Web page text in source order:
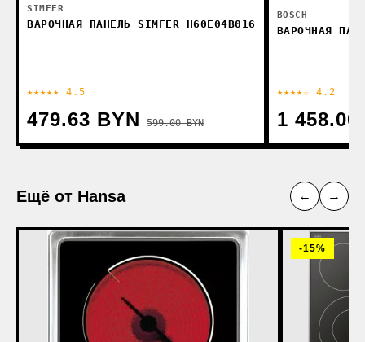
SIMFER
ВАРОЧНАЯ ПАНЕЛЬ SIMFER H60E04B016
★★★★★ 4.5
479.63 BYN 599.00 BYN
BOSCH
ВАРОЧНАЯ
★★★★☆ 4.2
1 458.00
Ещё от Hansa ← →
-15%